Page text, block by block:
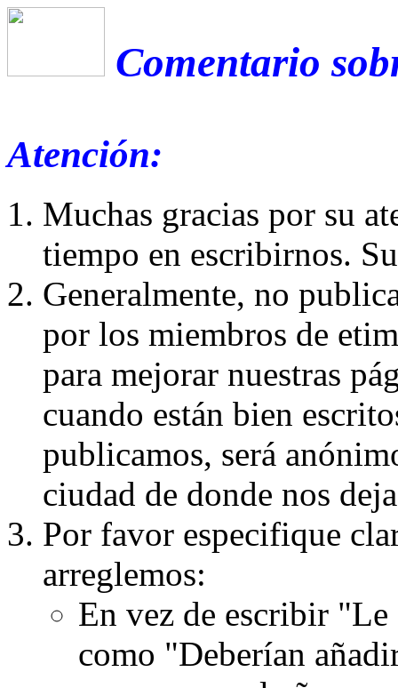
Comentario
Atención:
Muchas gracias por su
tiempo en escribirnos.
Generalmente, no
por los miembros de
para mejorar nuestras
cuando están bien
publicamos, será
ciudad de donde nos
Por favor especifique
arreglemos:
En vez de escribir
como "Deberían